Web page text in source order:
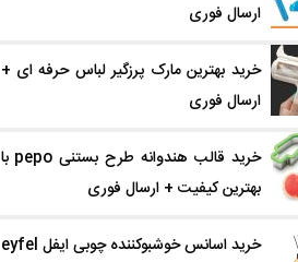
ارسال فوری
خرید بهترین مارک پرزگیر لباس حرفه ای +
ارسال فوری
خرید قالب هندوانه طرح بستنی pepo با
بهترین کیفیت + ارسال فوری
خرید اسانس خوشبوکننده چوبی ایفل eyfel